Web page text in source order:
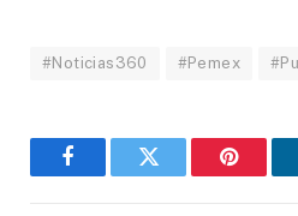
#Noticias360 #Pemex
FacebookTwitter